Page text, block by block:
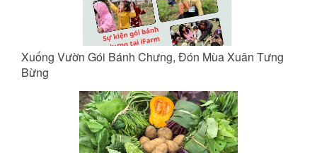
Xuống Vườn Gói Bánh Chưng, Đón Mùa Xuân Tưng
Bừng